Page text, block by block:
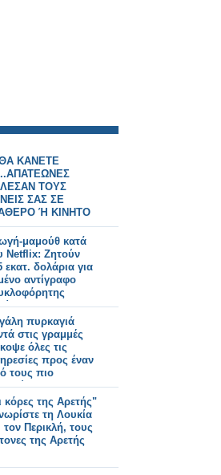
ΘΑ ΚΑΝΕΤΕ
ΤΟΥΣ
ΣΑΣ ΣΕ
Ή ΚΙΝΗΤΟ
μαμούθ κατά
Netflix: Ζητούν
εκατ. δολάρια για
αντίγραφο
πυρκαγιά
στις γραμμές
όλες τις
προς έναν
τους πιο
του
κόρες της Αρετής"
τη Λουκία
τον Περικλή, τους
της Αρετής